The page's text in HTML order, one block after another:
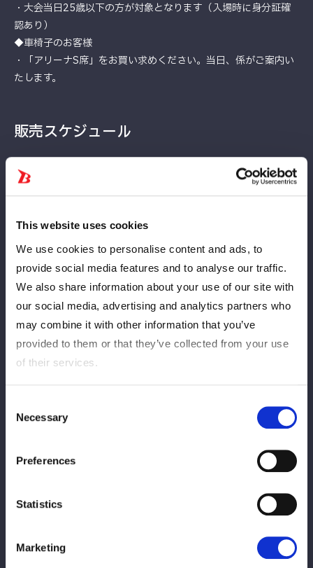
This website uses cookies
We use cookies to personalise content and ads, to
provide social media features and to analyse our traffic.
We also share information about your use of our site with
our social media, advertising and analytics partners who
may combine it with other information that you’ve
provided to them or that they’ve collected from your use
of their services.
Selection
Necessary
Preferences
Statistics
Marketing
・大会当日25歳以下の方が対象となります（入場時に身分証確
認あり）
◆車椅子のお客様
・「アリーナS席」をお買い求めください。当日、係がご案内い
たします。
販売スケジュール
チケットのご購入は大会当日5月11日（日）午後12:30まで
※5/11午前0時より当日料金が適用されます。
※FC有料会員先行発売期間を過ぎてお買い求めのFC有料会員様
チケット種類 発売開始日時
FC有料会員 3月7日(金)12:00
3月24日(月)12:00
会場販売当日券 5月11日(日)10:00